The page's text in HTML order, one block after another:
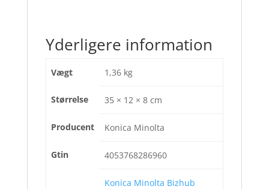
Yderligere information
Vægt 1,36 kg
Størrelse 35 × 12 × 8 cm
Producent Konica Minolta
Gtin 4053768286960
Konica Minolta Bizhub